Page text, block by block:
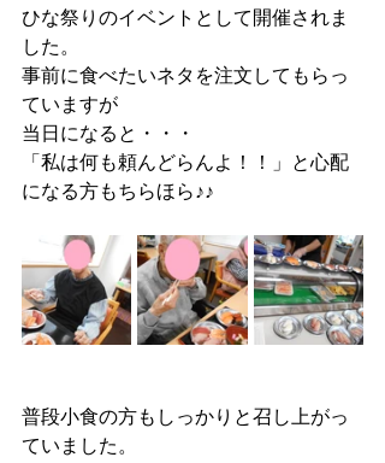
ひな祭りのイベントとして開催されま
した。
事前に食べたいネタを注文してもらっ
ていますが
当日になると・・・
「私は何も頼んどらんよ！！」と心配
になる方もちらほら♪♪
普段小食の方もしっかりと召し上がっ
ていました。